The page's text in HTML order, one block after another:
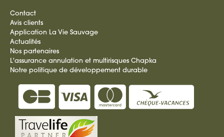
Contact
Avis clients
Application La Vie Sauvage
Actualités
Nos partenaires
L'assurance annulation et multirisques Chapka
Notre politique de développement durable